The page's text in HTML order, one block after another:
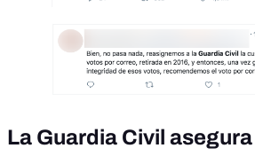
La Guardia Civil